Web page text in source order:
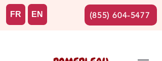
FR EN (855) 604-5477